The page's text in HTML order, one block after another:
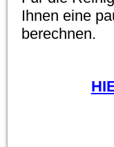
Ihnen eine
berechnen.